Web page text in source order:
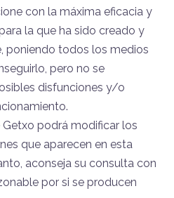
con la máxima eficacia y
la que ha sido creado y
poniendo todos los medios
pero no se
disfunciones y/o
podrá modificar los
que aparecen en esta
aconseja su consulta con
por si se producen